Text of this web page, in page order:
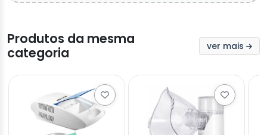
Produtos da mesma
categoria
ver mais